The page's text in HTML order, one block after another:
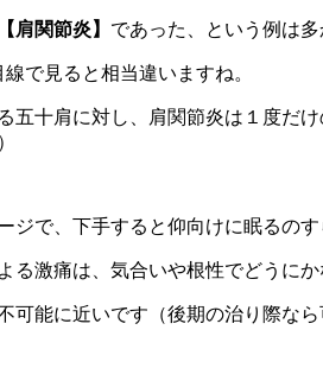
【肩関節炎】 であった、という例は多
で見ると相当違いますね。
五十肩に対し、肩関節炎は１度だ
で、下手すると仰向けに眠るのす
激痛は、気合いや根性でどうに
能に近いです（後期の治り際なら